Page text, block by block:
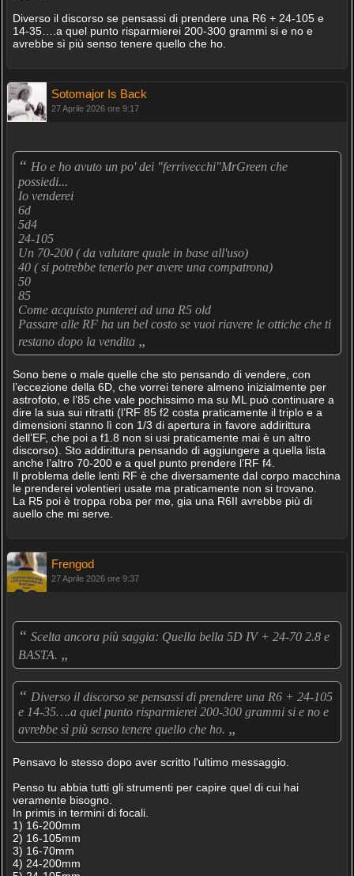
Diverso il discorso se pensassi di prendere una R6 + 24-105 e
14-35….a quel punto risparmierei 200-300 grammi si e no e
avrebbe sì più senso tenere quello che ho.
Sotomajor Is Back
27 Aprile 2026 ore 9:17
“ Ho e ho avuto un po' dei "ferrivecchi"MrGreen che
possiedi...
Io venderei
6d
5d4
24-105
Un 70-200 ( da valutare quale in base all'uso)
40 ( si potrebbe tenerlo per avere una compatrona)
50
85
Come acquisto punterei ad una R5 old
Passare alle RF ha un bel costo se vuoi riavere le ottiche che ti
restano dopo la vendita „
Sono bene o male quelle che sto pensando di vendere, con
l’eccezione della 6D, che vorrei tenere almeno inizialmente per
astrofoto, e l’85 che vale pochissimo ma su ML può continuare a
dire la sua sui ritratti (l’RF 85 f2 costa praticamente il triplo e a
dimensioni stanno lì con 1/3 di apertura in favore addirittura
dell’EF, che poi a f1.8 non si usi praticamente mai è un altro
discorso). Sto addirittura pensando di aggiungere a quella lista
anche l’altro 70-200 e a quel punto prendere l’RF f4.
Il problema delle lenti RF è che diversamente dal corpo macchina
le prenderei volentieri usate ma praticamente non si trovano.
La R5 poi è troppa roba per me, gia una R6II avrebbe più di
auello che mi serve.
Frengod
27 Aprile 2026 ore 9:37
“ Scelta ancora più saggia: Quella bella 5D IV + 24-70 2.8 e
BASTA. „
“ Diverso il discorso se pensassi di prendere una R6 + 24-105
e 14-35….a quel punto risparmierei 200-300 grammi si e no e
avrebbe sì più senso tenere quello che ho. „
Pensavo lo stesso dopo aver scritto l'ultimo messaggio.
Penso tu abbia tutti gli strumenti per capire quel di cui hai
veramente bisogno.
In primis in termini di focali.
1) 16-200mm
2) 16-105mm
3) 16-70mm
4) 24-200mm